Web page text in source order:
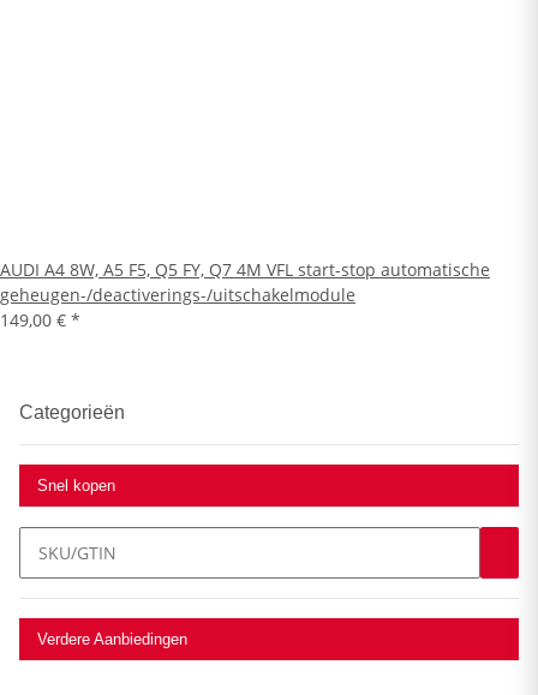
AUDI A4 8W, A5 F5, Q5 FY, Q7 4M VFL start-stop automatische
geheugen-/deactiverings-/uitschakelmodule
149,00 € *
Categorieën
Snel kopen
Verdere Aanbiedingen